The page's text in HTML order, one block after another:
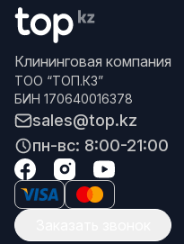
Клининговая компания
ТОО “ТОП.КЗ”
БИН 170640016378
sales@top.kz
пн-вс: 8:00-21:00